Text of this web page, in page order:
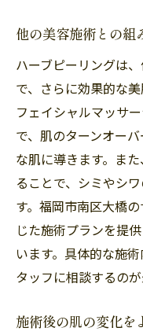
他の美容施術との組
ハーブピーリングは
で、さらに効果的な
フェイシャルマッサ
で、肌のターンオー
な肌に導きます。ま
ることで、シミやシ
す。福岡市南区大橋
じた施術プランを提
います。具体的な施
タッフに相談するのが
施術後の肌の変化を